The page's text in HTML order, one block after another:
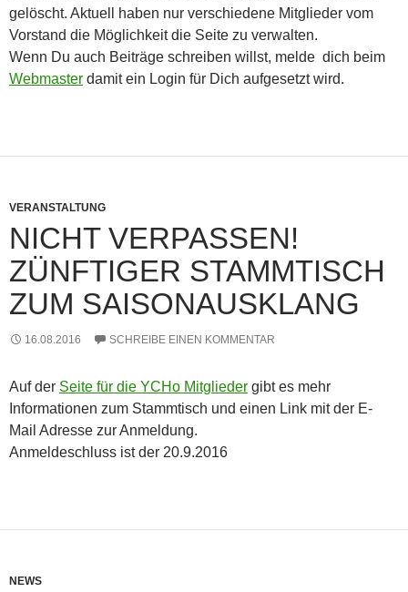
gelöscht. Aktuell haben nur verschiedene Mitglieder vom
Vorstand die Möglichkeit die Seite zu verwalten.
Wenn Du auch Beiträge schreiben willst, melde dich beim
Webmaster damit ein Login für Dich aufgesetzt wird.
VERANSTALTUNG
NICHT VERPASSEN!
ZÜNFTIGER STAMMTISCH
ZUM SAISONAUSKLANG
16.08.2016 SCHREIBE EINEN KOMMENTAR
Auf der Seite für die YCHo Mitglieder gibt es mehr
Informationen zum Stammtisch und einen Link mit der E-
Mail Adresse zur Anmeldung.
Anmeldeschluss ist der 20.9.2016
NEWS